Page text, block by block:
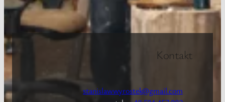
Kontakt
stanislawwyrostek@gmail.com